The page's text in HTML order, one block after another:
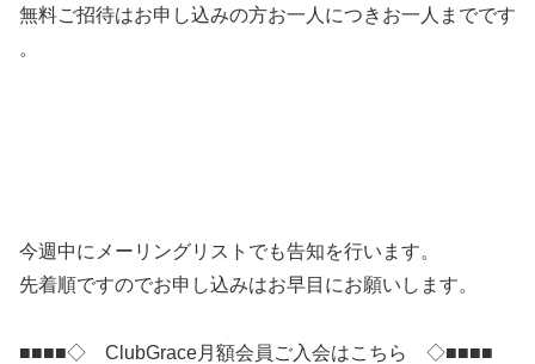
無料ご招待はお申し込みの方お一人につきお一人までです
。
今週中にメーリングリストでも告知を行います。
先着順ですのでお申し込みはお早目にお願いします。
■■■■◇ ClubGrace月額会員ご入会はこちら ◇■■■■